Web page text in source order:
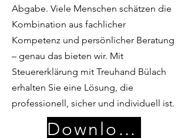
Abgabe. Viele Menschen schätzen die
Kombination aus fachlicher
Kompetenz und persönlicher Beratung
– genau das bieten wir. Mit
Steuererklärung mit Treuhand Bülach
erhalten Sie eine Lösung, die
professionell, sicher und individuell ist.
Download